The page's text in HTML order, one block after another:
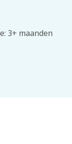
3+ maanden